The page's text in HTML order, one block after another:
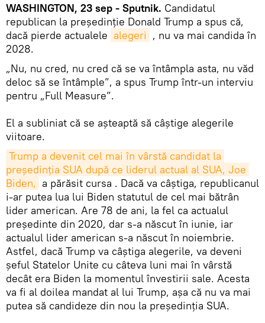
WASHINGTON, 23 sep - Sputnik. Candidatul
republican la președinție Donald Trump a spus că,
dacă pierde actualele alegeri , nu va mai candida în
2028.
„Nu, nu cred, nu cred că se va întâmpla asta, nu văd
deloc să se întâmple”, a spus Trump într-un interviu
pentru „Full Measure”.
El a subliniat că se așteaptă să câștige alegerile
viitoare.
Trump a devenit cel mai în vârstă candidat la
președinția SUA după ce liderul actual al SUA, Joe
Biden, a părăsit cursa . Dacă va câștiga, republicanul
i-ar putea lua lui Biden statutul de cel mai bătrân
lider american. Are 78 de ani, la fel ca actualul
președinte din 2020, dar s-a născut în iunie, iar
actualul lider american s-a născut în noiembrie.
Astfel, dacă Trump va câștiga alegerile, va deveni
șeful Statelor Unite cu câteva luni mai în vârstă
decât era Biden la momentul învestirii sale. Acesta
va fi al doilea mandat al lui Trump, așa că nu va mai
putea să candideze din nou la președinția SUA.